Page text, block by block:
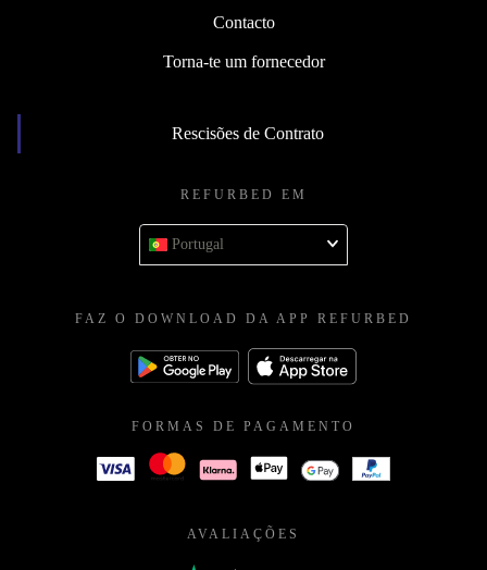
Contacto
Torna-te um fornecedor
Rescisões de Contrato
REFURBED EM
Portugal
FAZ O DOWNLOAD DA APP REFURBED
FORMAS DE PAGAMENTO
AVALIAÇÕES